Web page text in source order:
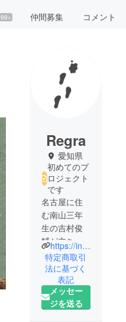
99+ 仲間募集 コメント
Regra
愛知県
初めてのプ
ロジェクト
です
名古屋に住
む南山三年
生の吉村俊
輔が立ち上
げた靴下ブ
ランドで
す。
2021年3月に
靴下屋さん
https://instagram.com/regra___official___?utm_medium=copy_link
特定商取引
法に基づく
表記
メッセー
ジを送る